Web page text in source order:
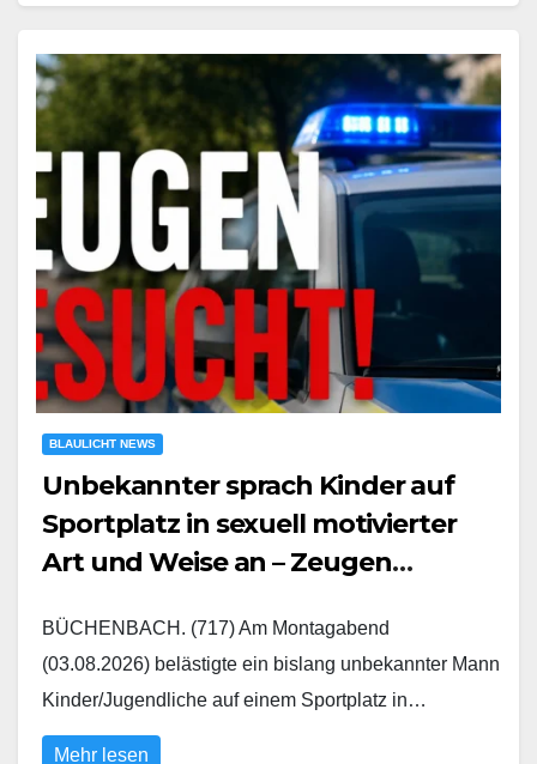
BLAULICHT NEWS
Unbekannter sprach Kinder auf
Sportplatz in sexuell motivierter
Art und Weise an – Zeugen
BÜCHENBACH. (717) Am Montagabend
(03.08.2026) belästigte ein bislang unbekannter Mann
Kinder/Jugendliche auf einem Sportplatz in…
Mehr lesen